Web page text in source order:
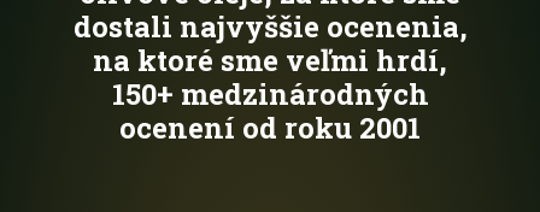
dostali najvyššie ocenenia,
na ktoré sme veľmi hrdí,
150+ medzinárodných
ocenení od roku 2001